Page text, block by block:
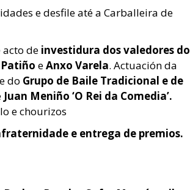
e desfile até a Carballeira de
acto de investidura dos valedores do
eAnxo Varela. Actuación da
e do Grupo de Baile Tradicional e de
Juan Meniño ‘O Rei da Comedia’.
e chourizos
e entrega de premios.